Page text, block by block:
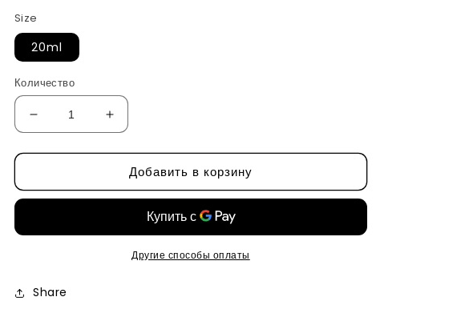
Size
20ml
Количество
Уменьшить
количество
Пилинг
для
от
Увеличить
количество
Пилинг
сыворотка
для
головы
от
CP-
Добавить в корзину
Другие способы оплаты
Share